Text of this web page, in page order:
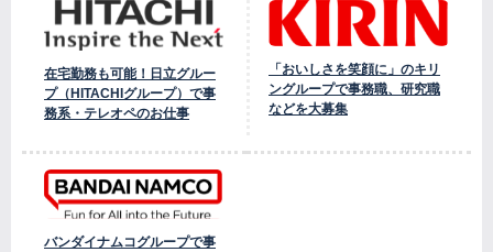
在宅勤務も可能！日立グルー
プ（HITACHIグループ）で事
務系・テレオペのお仕事
「おいしさを笑顔に」のキリ
ングループで事務職、研究職
などを大募集
バンダイナムコグループで事